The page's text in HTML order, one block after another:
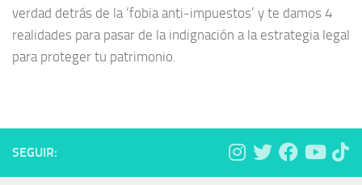
verdad detrás de la ‘fobia anti-impuestos’ y te damos 4
realidades para pasar de la indignación a la estrategia legal
para proteger tu patrimonio.
SEGUIR: